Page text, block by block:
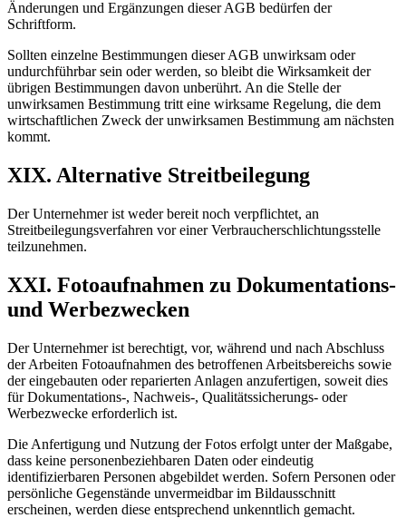
Änderungen und Ergänzungen dieser AGB bedürfen der
Schriftform.
Sollten einzelne Bestimmungen dieser AGB unwirksam oder
undurchführbar sein oder werden, so bleibt die Wirksamkeit der
übrigen Bestimmungen davon unberührt. An die Stelle der
unwirksamen Bestimmung tritt eine wirksame Regelung, die dem
wirtschaftlichen Zweck der unwirksamen Bestimmung am nächsten
kommt.
XIX. Alternative Streitbeilegung
Der Unternehmer ist weder bereit noch verpflichtet, an
Streitbeilegungsverfahren vor einer Verbraucherschlichtungsstelle
teilzunehmen.
XXI. Fotoaufnahmen zu Dokumentations-
und Werbezwecken
Der Unternehmer ist berechtigt, vor, während und nach Abschluss
der Arbeiten Fotoaufnahmen des betroffenen Arbeitsbereichs sowie
der eingebauten oder reparierten Anlagen anzufertigen, soweit dies
für Dokumentations-, Nachweis-, Qualitätssicherungs- oder
Werbezwecke erforderlich ist.
Die Anfertigung und Nutzung der Fotos erfolgt unter der Maßgabe,
dass keine personenbeziehbaren Daten oder eindeutig
identifizierbaren Personen abgebildet werden. Sofern Personen oder
persönliche Gegenstände unvermeidbar im Bildausschnitt
erscheinen, werden diese entsprechend unkenntlich gemacht.